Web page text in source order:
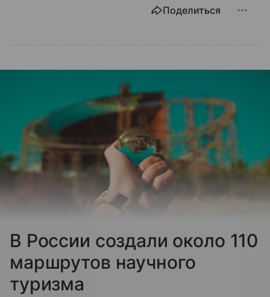
Поделиться
В России создали около 110
маршрутов научного
туризма